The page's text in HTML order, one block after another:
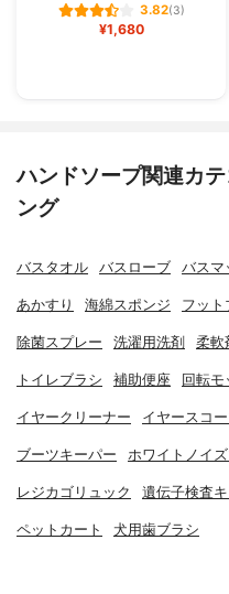
3.82(3)
¥1,680
ハンドソープ関連カ
ング
バスタオル バスローブ バスマ
あかすり 海綿スポンジ フット
除菌スプレー 洗濯用洗剤 柔軟
トイレブラシ 補助便座 回転モ
イヤークリーナー イヤースコ
ブーツキーパー ホワイトノイ
レジカゴリュック 遺伝子検査キ
ペットカート 犬用歯ブラシ